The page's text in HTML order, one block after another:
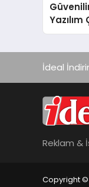
İdeal
Reklam &
Copyright ©